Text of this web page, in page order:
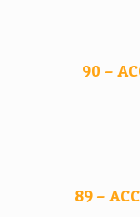
90 –
89 –